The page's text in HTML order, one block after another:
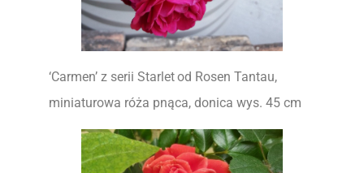
‘Carmen’ z serii Starletod Rosen Tantau,
miniaturowa róża pnąca, donica wys. 45 cm